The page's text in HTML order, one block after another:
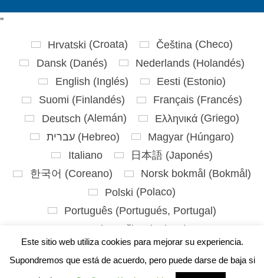
Este sitio web utiliza cookies para mejorar su experiencia.
Supondremos que está de acuerdo, pero puede darse de baja si
''
Hrvatski (Croata) Čeština (Checo)
Dansk(Danés) Nederlands(Holandés)
English (Inglés) Eesti (Estonio)
Suomi (Finlandés) Français(Francés)
Deutsch (Alemán) Ελληνικά(Griego)
עברית (Hebreo) Magyar (Húngaro)
Italiano
日本語(Japonés)
한국어 (Coreano) Norsk bokmål (Bokmål )
Polski (Polaco)
Português (Portugués, Portugal)
Slovenčina
(Eslavo )
Slovenščina(Esloveno)
Español
Svenska( Sueco)